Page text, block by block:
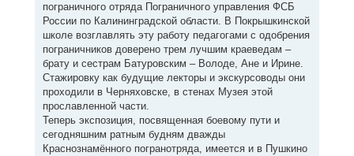
пограничного отряда Пограничного управления ФСБ
России по Калининградской области. В Покрышкинской
школе возглавлять эту работу педагогами с одобрения
пограничников доверено трем лучшим краеведам –
брату и сестрам Батуровским – Володе, Ане и Ирине.
Стажировку как будущие лекторы и экскурсоводы они
проходили в Черняховске, в стенах Музея этой
прославленной части.
Теперь экспозиция, посвященная боевому пути и
сегодняшним ратным будням дважды
Краснознамённого погранотряда, имеется и в Пушкино